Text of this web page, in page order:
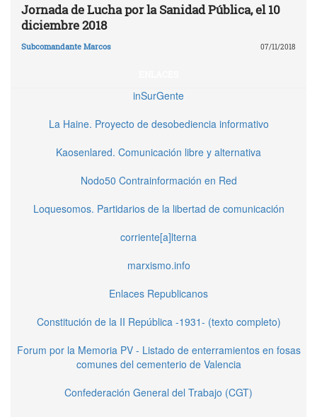
Jornada de Lucha por la Sanidad Pública, el 10
diciembre 2018
Subcomandante Marcos 07/11/2018
inSurGente
La Haine. Proyecto de desobediencia informativo
Kaosenlared. Comunicación libre y alternativa
Nodo50 Contrainformación en Red
Loquesomos. Partidarios de la libertad de comunicación
corriente[a]lterna
marxismo.info
Enlaces Republicanos
Constitución de la II República -1931- (texto completo)
Forum por la Memoria PV - Listado de enterramientos en fosas
comunes del cementerio de Valencia
Confederación General del Trabajo (CGT)